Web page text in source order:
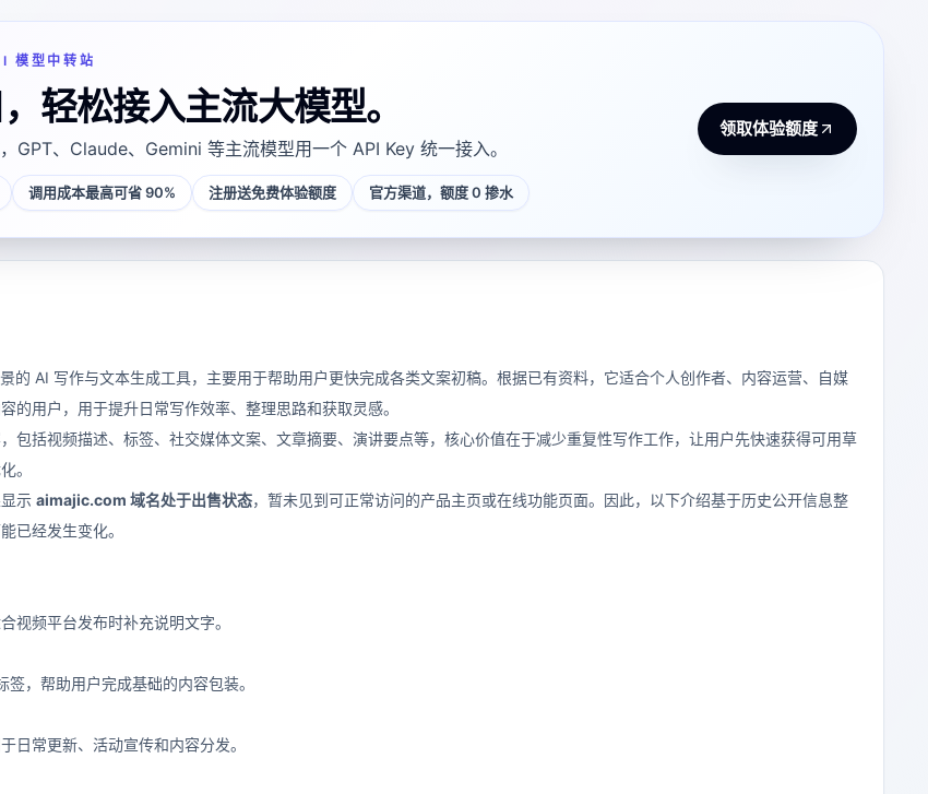
模型中转站
轻松接入主流大模型。
GPT、Claude、Gemini 等主流模型用一个 API Key 统一接入。
调用成本最高可省 90% 注册送免费体验额度 官方渠道，额度 0 掺水
领取体验额度
的 AI 写作与文本生成工具，主要用于帮助用户更快完成各类文案初稿。根据已有资料，它适合个人创作者、内容运营、自媒
的用户，用于提升日常写作效率、整理思路和获取灵感。
包括视频描述、标签、社交媒体文案、文章摘要、演讲要点等，核心价值在于减少重复性写作工作，让用户先快速获得可用草
。
示 aimajic.com 域名处于出售状态，暂未见到可正常访问的产品主页或在线功能页面。因此，以下介绍基于历史公开信息整
已经发生变化。
视频平台发布时补充说明文字。
，帮助用户完成基础的内容包装。
日常更新、活动宣传和内容分发。